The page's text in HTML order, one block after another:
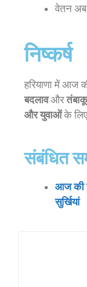
वेतन अब
निष्कर्ष
हरियाणा में आज
बदलावऔर
और युवाओंके
संबंधित
आज की
सुर्खियां